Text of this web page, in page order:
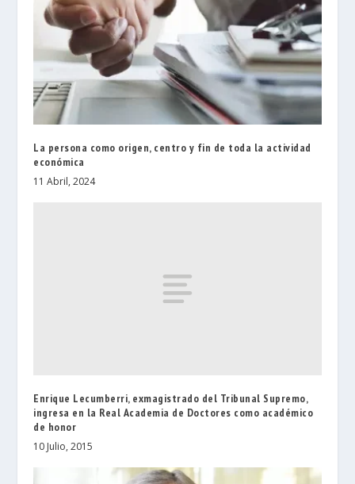
La persona como origen, centro y fin de toda la actividad
económica
11 Abril, 2024
Enrique Lecumberri, exmagistrado del Tribunal Supremo,
ingresa en la Real Academia de Doctores como académico
de honor
10 Julio, 2015